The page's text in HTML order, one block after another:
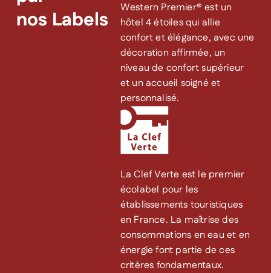
nos Labels
Western Premier® est un
hôtel 4 étoiles qui allie
confort et élégance, avec une
décoration affirmée, un
niveau de confort supérieur
et un accueil soigné et
personnalisé.
La Clef Verte est le premier
écolabel pour les
établissements touristiques
en France. La maîtrise des
consommations en eau et en
énergie font partie de ces
critères fondamentaux.